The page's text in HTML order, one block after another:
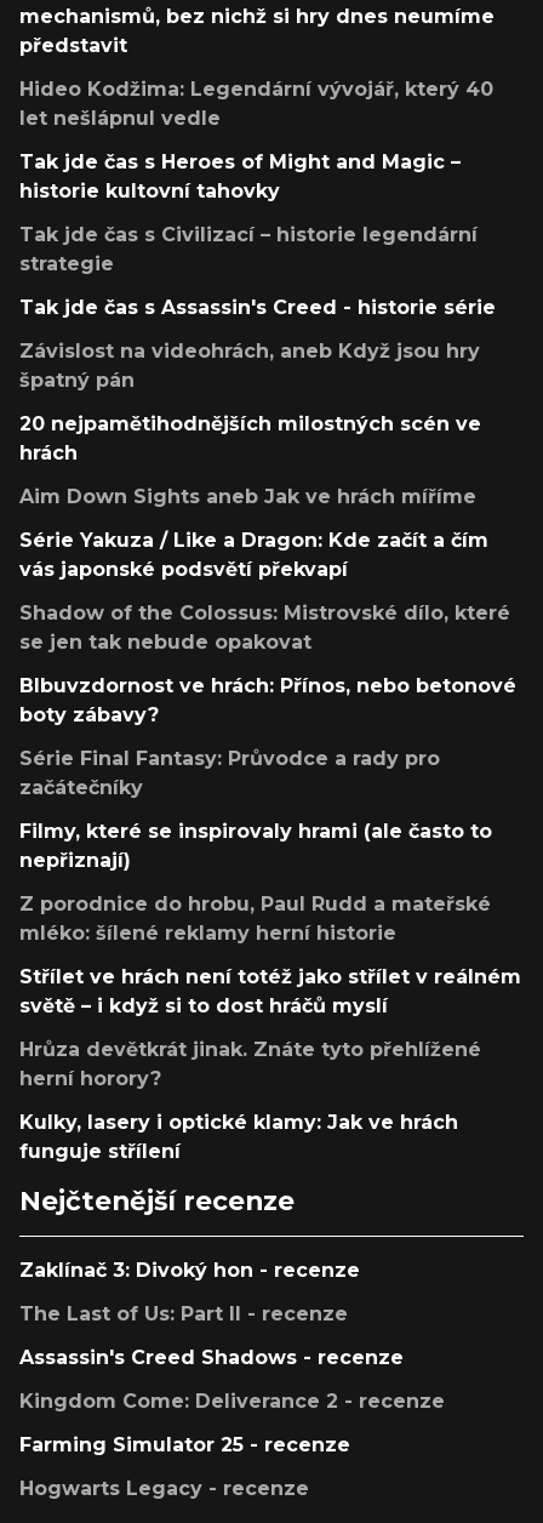
mechanismů, bez nichž si hry dnes neumíme
představit
Hideo Kodžima: Legendární vývojář, který 40
let nešlápnul vedle
Tak jde čas s Heroes of Might and Magic –
historie kultovní tahovky
Tak jde čas s Civilizací – historie legendární
strategie
Tak jde čas s Assassin's Creed - historie série
Závislost na videohrách, aneb Když jsou hry
špatný pán
20 nejpamětihodnějších milostných scén ve
hrách
Aim Down Sights aneb Jak ve hrách míříme
Série Yakuza / Like a Dragon: Kde začít a čím
vás japonské podsvětí překvapí
Shadow of the Colossus: Mistrovské dílo, které
se jen tak nebude opakovat
Blbuvzdornost ve hrách: Přínos, nebo betonové
boty zábavy?
Série Final Fantasy: Průvodce a rady pro
začátečníky
Filmy, které se inspirovaly hrami (ale často to
nepřiznají)
Z porodnice do hrobu, Paul Rudd a mateřské
mléko: šílené reklamy herní historie
Střílet ve hrách není totéž jako střílet v reálném
světě – i když si to dost hráčů myslí
Hrůza devětkrát jinak. Znáte tyto přehlížené
herní horory?
Kulky, lasery i optické klamy: Jak ve hrách
funguje střílení
Nejčtenější recenze
Zaklínač 3: Divoký hon - recenze
The Last of Us: Part II - recenze
Assassin's Creed Shadows - recenze
Kingdom Come: Deliverance 2 - recenze
Farming Simulator 25 - recenze
Hogwarts Legacy - recenze